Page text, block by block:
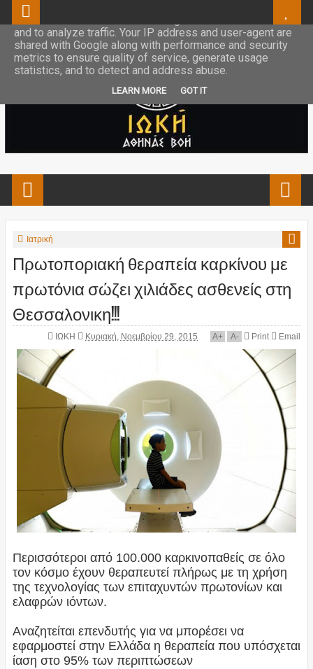
Ιατρική
Πρωτοποριακή θεραπεία καρκίνου με
πρωτόνια σώζει χιλιάδες ασθενείς στη
Θεσσαλονικη!!!
ΙΩΚΗ Κυριακή, Νοεμβρίου 29, 2015 A+ A- Print Email
Περισσότεροι από 100.000 καρκινοπαθείς σε όλο
τον κόσμο έχουν θεραπευτεί πλήρως με τη χρήση
της τεχνολογίας των επιταχυντών πρωτονίων και
ελαφρών ιόντων.
Αναζητείται επενδυτής για να μπορέσει να
εφαρμοστεί στην Ελλάδα η θεραπεία που υπόσχεται
ίαση στο 95% των περιπτώσεων
This site uses cookies from Google to deliver its services
and to analyze traffic. Your IP address and user-agent are
shared with Google along with performance and security
metrics to ensure quality of service, generate usage
statistics, and to detect and address abuse.
LEARN MORE GOT IT